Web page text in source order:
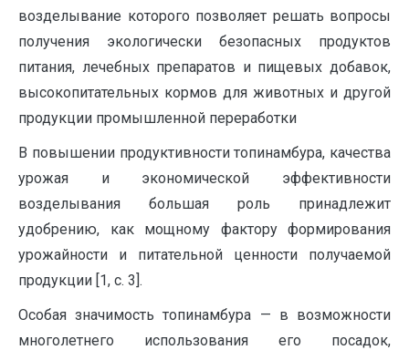
возделывание которого позволяет решать вопросы
получения экологически безопасных продуктов
питания, лечебных препаратов и пищевых добавок,
высокопитательных кормов для животных и другой
продукции промышленной переработки
В повышении продуктивности топинамбура, качества
урожая и экономической эффективности
возделывания большая роль принадлежит
удобрению, как мощному фактору формирования
урожайности и питательной ценности получаемой
продукции [1, с. 3].
Особая значимость топинамбура — в возможности
многолетнего использования его посадок,